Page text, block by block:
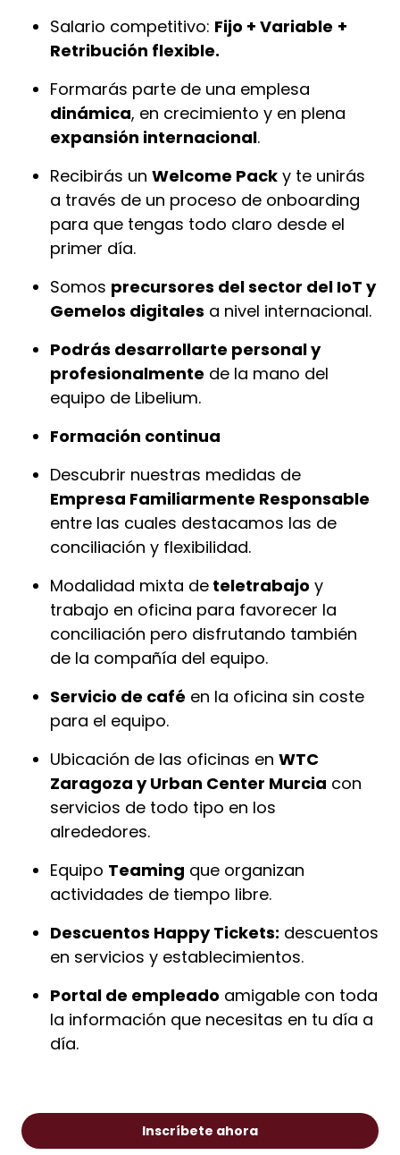
Salario competitivo: Fijo + Variable +
Retribución flexible.
Formarás parte de una emplesa
dinámica, en crecimiento y en plena
expansión internacional.
Recibirás un Welcome Pack y te unirás
a través de un proceso de onboarding
para que tengas todo claro desde el
primer día.
Somos precursores del sector del IoT y
Gemelos digitales a nivel internacional.
Podrás desarrollarte personal y
profesionalmente de la mano del
equipo de Libelium.
Formación continua
Descubrir nuestras medidas de
Empresa Familiarmente Responsable
entre las cuales destacamos las de
conciliación y flexibilidad.
Modalidad mixta de teletrabajo y
trabajo en oficina para favorecer la
conciliación pero disfrutando también
de la compañía del equipo.
Servicio de café en la oficina sin coste
para el equipo.
Ubicación de las oficinas en WTC
Zaragoza y Urban Center Murcia con
servicios de todo tipo en los
alrededores.
Equipo Teaming que organizan
actividades de tiempo libre.
Descuentos Happy Tickets: descuentos
en servicios y establecimientos.
Portal de empleado amigable con toda
la información que necesitas en tu día a
día.
Inscríbete ahora